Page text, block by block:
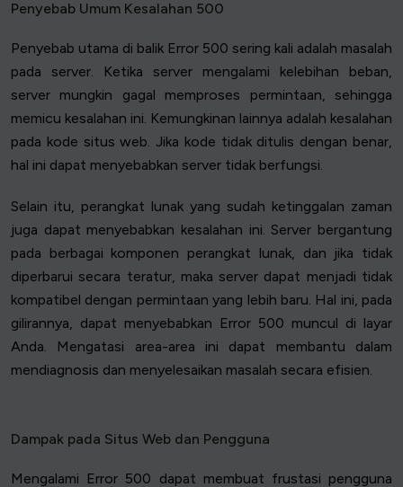
Penyebab Umum Kesalahan 500
Penyebab utama di balik Error 500 sering kali adalah masalah
pada server. Ketika server mengalami kelebihan beban,
server mungkin gagal memproses permintaan, sehingga
memicu kesalahan ini. Kemungkinan lainnya adalah kesalahan
pada kode situs web. Jika kode tidak ditulis dengan benar,
hal ini dapat menyebabkan server tidak berfungsi.
Selain itu, perangkat lunak yang sudah ketinggalan zaman
juga dapat menyebabkan kesalahan ini. Server bergantung
pada berbagai komponen perangkat lunak, dan jika tidak
diperbarui secara teratur, maka server dapat menjadi tidak
kompatibel dengan permintaan yang lebih baru. Hal ini, pada
gilirannya, dapat menyebabkan Error 500 muncul di layar
Anda. Mengatasi area-area ini dapat membantu dalam
mendiagnosis dan menyelesaikan masalah secara efisien.
Dampak pada Situs Web dan Pengguna
Mengalami Error 500 dapat membuat frustasi pengguna